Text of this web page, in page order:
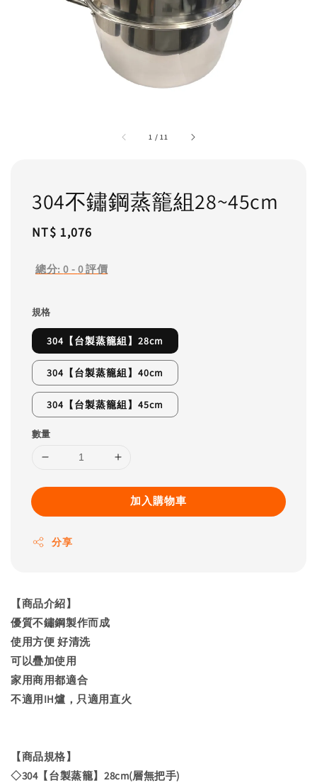
1 / 11
304不鏽鋼蒸籠組28~45cm
Regular
NT$ 1,076
總分:0 - 0評價
規格
304【台製蒸籠組】28cm
304【台製蒸籠組】40cm
304【台製蒸籠組】45cm
數量
加入購物車
分享
【商品介紹】
優質不鏽鋼製作而成
使用方便 好清洗
可以疊加使用
家用商用都適合
不適用IH爐，只適用直火
【商品規格】
◇304【台製蒸籠】28cm(層無把手)